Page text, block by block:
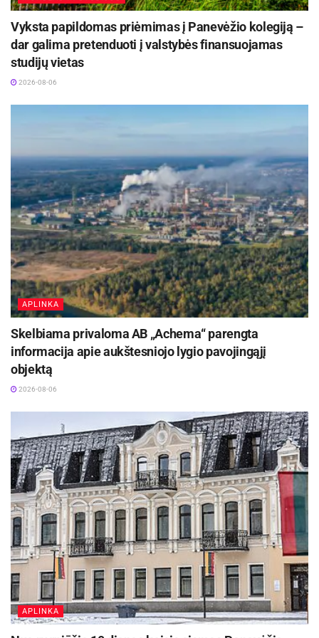
Vyksta papildomas priėmimas į Panevėžio kolegiją –
dar galima pretenduoti į valstybės finansuojamas
studijų vietas
2026-08-06
APLINKA
Skelbiama privaloma AB „Achema“ parengta
informacija apie aukštesniojo lygio pavojingąjį
objektą
2026-08-06
APLINKA